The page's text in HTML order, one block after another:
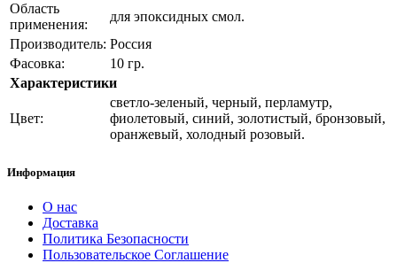
Область
применения:
для эпоксидных смол.
Производитель: Россия
Фасовка:
10 гр.
Характеристики
Цвет:
светло-зеленый, черный, перламутр,
фиолетовый, синий, золотистый, бронзовый,
оранжевый, холодный розовый.
Информация
О нас
Доставка
Политика Безопасности
Пользовательское Соглашение